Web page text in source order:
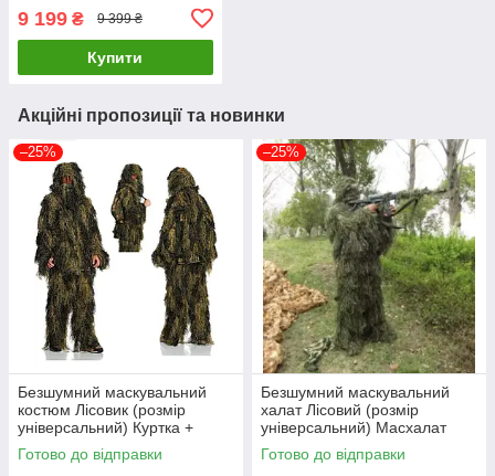
9 199 ₴ 9 399 ₴
Купити
Акційні пропозиції та новинки
–25%
Безшумний маскувальний
костюм Лісовик (розмір
універсальний) Куртка +
штани Масхалат
Готово до відправки
–25%
Безшумний маскувальний
халат Лісовий (розмір
універсальний) Масхалат
Готово до відправки